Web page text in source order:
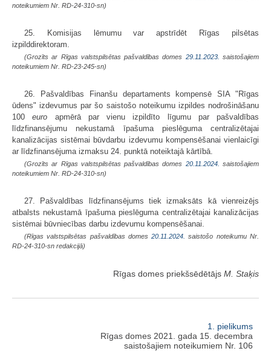
noteikumiem Nr. RD-24-310-sn)
25. Komisijas lēmumu var apstrīdēt Rīgas pilsētas
izpilddirektoram.
(Grozīts ar Rīgas valstspilsētas pašvaldības domes 29.11.2023.
saistošajiem
noteikumiem Nr. RD-23-245-sn)
26. Pašvaldības Finanšu departaments kompensē SIA "Rīgas
ūdens" izdevumus par šo saistošo noteikumu izpildes nodrošināšanu
100euro apmērā par vienu izpildīto līgumu par pašvaldības
līdzfinansējumu nekustamā īpašuma pieslēguma centralizētajai
kanalizācijas sistēmai būvdarbu izdevumu kompensēšanai vienlaicīgi
ar līdzfinansējuma izmaksu 24. punktā noteiktajā kārtībā.
(Grozīts ar Rīgas valstspilsētas pašvaldības domes 20.11.2024.
saistošajiem
noteikumiem Nr. RD-24-310-sn)
27. Pašvaldības līdzfinansējums tiek izmaksāts kā vienreizējs
atbalsts nekustamā īpašuma pieslēguma centralizētajai kanalizācijas
sistēmai būvniecības darbu izdevumu kompensēšanai.
(Rīgas valstspilsētas pašvaldības domes20.11.2024.
saistošo noteikumu Nr.
RD-24-310-sn redakcijā)
Rīgas domes priekšsēdētājs M. Staķis
1. pielikums
Rīgas domes 2021. gada 15. decembra
saistošajiem noteikumiem Nr. 106